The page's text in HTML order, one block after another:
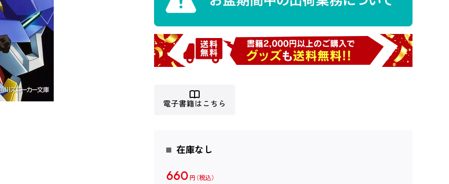
電子書籍はこちら
在庫なし
660 円